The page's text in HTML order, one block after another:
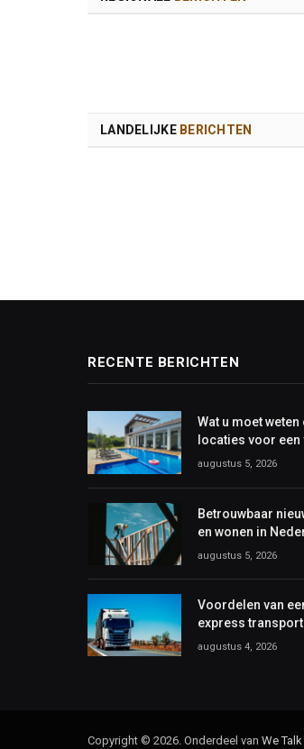
LANDELIJKEBERICHTEN
RECENTE BERICHTEN
Wat u moet
locaties voor
augustus 5, 2026
Betrouwbaar
en wonen in
augustus 5, 2026
Voordelen van
express
augustus 4, 2026
Copyright © 2026. Onderdeel van We Talk